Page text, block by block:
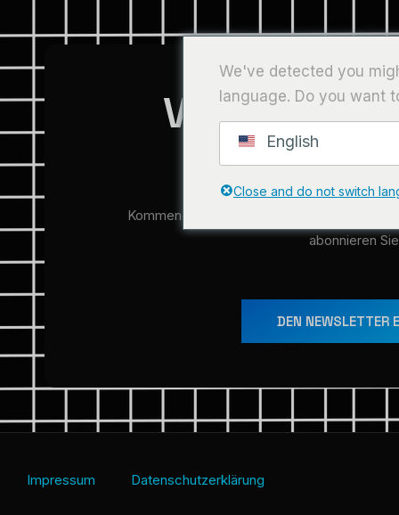
V rpassenS
Nac
Kommende
abonnieren Sie
DEN NEWSLETTER
Impressum Datenschutzerklärung
We've detected you
language. Do you want
English
Close and do not switch